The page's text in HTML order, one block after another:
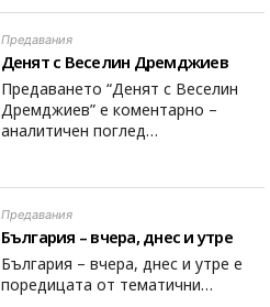
Предавания
Денят с Веселин Дремджиев
Предаването “Денят с Веселин
Дремджиев” е коментарно –
аналитичен поглед…
Предавания
България – вчера, днес и утре
България – вчера, днес и утре е
поредицата от тематични…